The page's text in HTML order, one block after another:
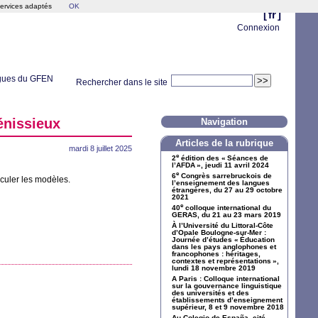
[ fr ]
Connexion
Rechercher dans le site
du GFEN
mardi 8 juillet 2025
les modèles.
Navigation
Articles de la rubrique
2eédition des « Séances de
l’AFDA», jeudi 11 avril 2024
6eCongrès sarrebruckois de
l’enseignement des langues
étrangères, du 27 au 29 octobre
2021
40ecolloque international du
GERAS , du 21 au 23 mars 2019
À l’Université du Littoral-Côte
d’Opale Boulogne-sur-Mer :
Journée d’études « Éducation
dans les pays anglophones et
francophones : héritages,
contextes et représentations »,
lundi 18 novembre 2019
A Paris : Colloque international
sur la gouvernance linguistique
des universités et des
établissements d’enseignement
supérieur, 8 et 9 novembre 2018
adaptés OK